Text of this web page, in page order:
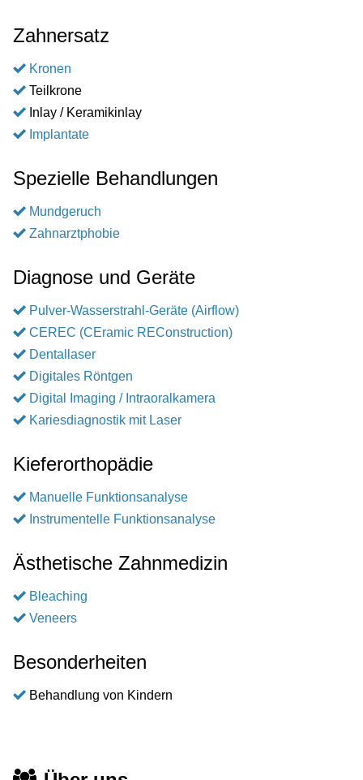
Zahnersatz
Kronen
Teilkrone
Inlay / Keramikinlay
Implantate
Spezielle Behandlungen
Mundgeruch
Zahnarztphobie
Diagnose und Geräte
Pulver-Wasserstrahl-Geräte (Airflow)
CEREC (CEramic REConstruction)
Dentallaser
Digitales Röntgen
Digital Imaging / Intraoralkamera
Kariesdiagnostik mit Laser
Kieferorthopädie
Manuelle Funktionsanalyse
Instrumentelle Funktionsanalyse
Ästhetische Zahnmedizin
Bleaching
Veneers
Besonderheiten
Behandlung von Kindern